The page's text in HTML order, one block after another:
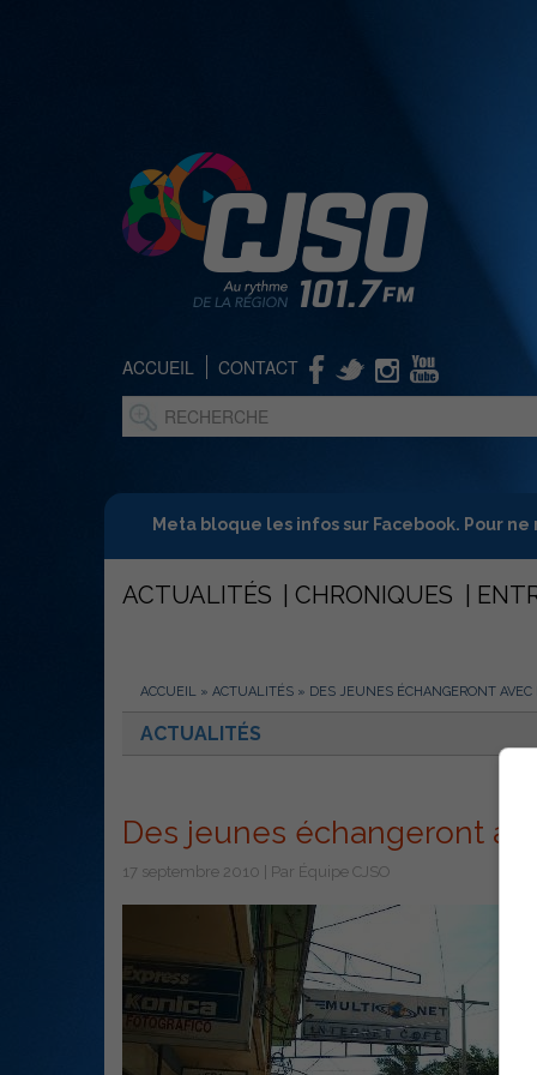
ACCUEIL CONTACT
Meta bloque les infos sur Facebook. Pour
ACTUALITÉS CHRONIQUES
ACCUEIL » ACTUALITÉS » DES JEUNES ÉCHANGERONT
ACTUALITÉS
Des jeunes échangeront
17 septembre 2010 | Par Équipe CJSO